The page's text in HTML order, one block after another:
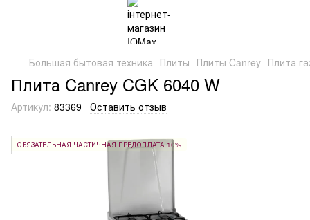
Большая бытовая техника Плиты Плиты Canrey Плита
Плита Canrey CGK 6040 W
Артикул: 83369 Оставить отзыв
ОБЯЗАТЕЛЬНАЯ ЧАСТИЧНАЯ ПРЕДОПЛАТА 10%